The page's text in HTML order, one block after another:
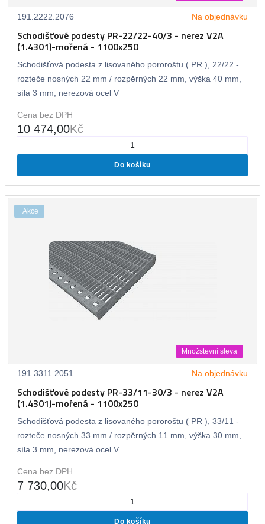
191.2222.2076 Na objednávku
Schodišťové podesty PR-22/22-40/3 - nerez V2A
(1.4301)-mořená - 1100x250
Schodišťová podesta z lisovaného pororoštu ( PR ), 22/22 -
rozteče nosných 22 mm / rozpěrných 22 mm, výška 40 mm,
síla 3 mm, nerezová ocel V
Cena bez DPH
10 474,00Kč
Do košíku
Akce
Množstevní sleva
191.3311.2051 Na objednávku
Schodišťové podesty PR-33/11-30/3 - nerez V2A
(1.4301)-mořená - 1100x250
Schodišťová podesta z lisovaného pororoštu ( PR ), 33/11 -
rozteče nosných 33 mm / rozpěrných 11 mm, výška 30 mm,
síla 3 mm, nerezová ocel V
Cena bez DPH
7 730,00Kč
Do košíku